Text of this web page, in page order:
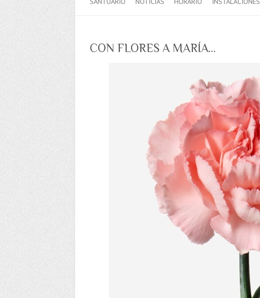
CON FLORES A MARÍA…